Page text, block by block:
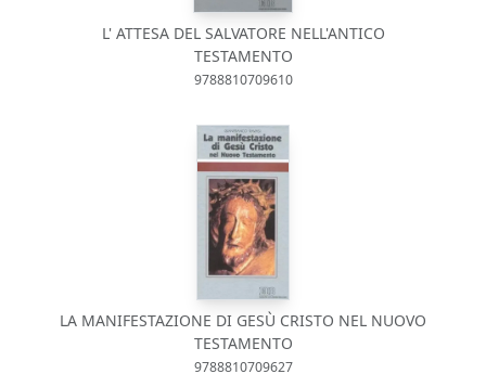
L' ATTESA DEL SALVATORE NELL'ANTICO
TESTAMENTO
9788810709610
LA MANIFESTAZIONE DI GESÙ CRISTO NEL NUOVO
TESTAMENTO
9788810709627